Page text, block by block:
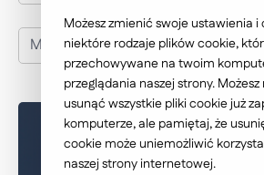
Mostostal Warszawa S.A.
Możesz zmienić swoje ustawienia i
niektóre rodzaje plików cookie,
przechowywane na twoim
przeglądania naszej strony.
usunąć wszystkie pliki cookie już
komputerze, ale pamiętaj, że
cookie może uniemożliwić
naszej strony internetowej.